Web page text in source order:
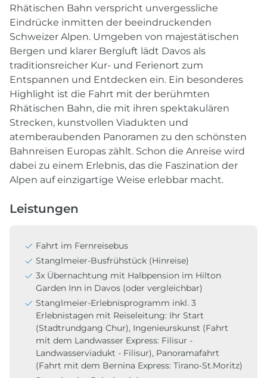
Rhätischen Bahn verspricht unvergessliche
Eindrücke inmitten der beeindruckenden
Schweizer Alpen. Umgeben von majestätischen
Bergen und klarer Bergluft lädt Davos als
traditionsreicher Kur- und Ferienort zum
Entspannen und Entdecken ein. Ein besonderes
Highlight ist die Fahrt mit der berühmten
Rhätischen Bahn, die mit ihren spektakulären
Strecken, kunstvollen Viadukten und
atemberaubenden Panoramen zu den schönsten
Bahnreisen Europas zählt. Schon die Anreise wird
dabei zu einem Erlebnis, das die Faszination der
Alpen auf einzigartige Weise erlebbar macht.
Leistungen
Fahrt im Fernreisebus
Stanglmeier-Busfrühstück (Hinreise)
3x Übernachtung mit Halbpension im Hilton
Garden Inn in Davos (oder vergleichbar)
Stanglmeier-Erlebnisprogramm inkl. 3
Erlebnistagen mit Reiseleitung: Ihr Start
(Stadtrundgang Chur), Ingenieurskunst (Fahrt
mit dem Landwasser Express: Filisur -
Landwasserviadukt - Filisur), Panoramafahrt
(Fahrt mit dem Bernina Express: Tirano-St.Moritz)